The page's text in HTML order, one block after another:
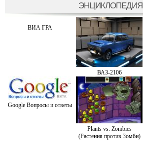
ЭНЦИКЛОПЕДИЯ
ВИА ГРА
ВАЗ-2106
Google Вопросы и ответы
Plants vs. Zombies
(Растения против Зомби)